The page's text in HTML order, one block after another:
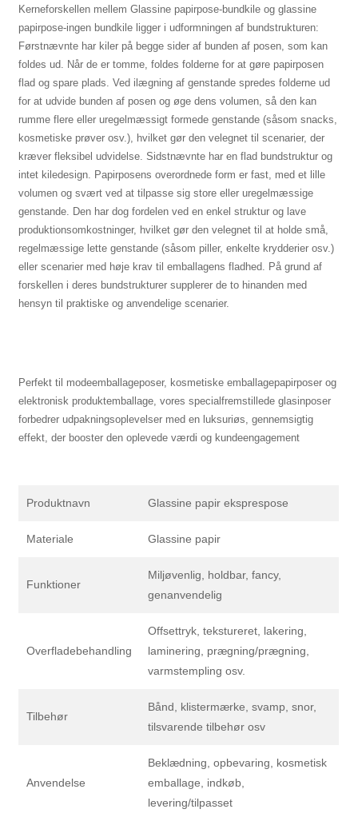
Kerneforskellen mellem Glassine papirpose-bundkile og glassine
papirpose-ingen bundkile ligger i udformningen af ​​bundstrukturen:
Førstnævnte har kiler på begge sider af bunden af ​​posen, som kan
foldes ud. Når de er tomme, foldes folderne for at gøre papirposen
flad og spare plads. Ved ilægning af genstande spredes folderne ud
for at udvide bunden af ​​posen og øge dens volumen, så den kan
rumme flere eller uregelmæssigt formede genstande (såsom snacks,
kosmetiske prøver osv.), hvilket gør den velegnet til scenarier, der
kræver fleksibel udvidelse. Sidstnævnte har en flad bundstruktur og
intet kiledesign. Papirposens overordnede form er fast, med et lille
volumen og svært ved at tilpasse sig store eller uregelmæssige
genstande. Den har dog fordelen ved en enkel struktur og lave
produktionsomkostninger, hvilket gør den velegnet til at holde små,
regelmæssige lette genstande (såsom piller, enkelte krydderier osv.)
eller scenarier med høje krav til emballagens fladhed. På grund af
forskellen i deres bundstrukturer supplerer de to hinanden med
hensyn til praktiske og anvendelige scenarier.
Perfekt til modeemballageposer, kosmetiske emballagepapirposer og
elektronisk produktemballage, vores specialfremstillede glasinposer
forbedrer udpakningsoplevelser med en luksuriøs, gennemsigtig
effekt, der booster den oplevede værdi og kundeengagement
Produktnavn Glassine papir eksprespose
Materiale Glassine papir
Funktioner
Miljøvenlig, holdbar, fancy,
genanvendelig
Overfladebehandling
Offsettryk, tekstureret, lakering,
laminering, prægning/prægning,
varmstempling osv.
Tilbehør
Bånd, klistermærke, svamp, snor,
tilsvarende tilbehør osv
Anvendelse
Beklædning, opbevaring, kosmetisk
emballage, indkøb,
levering/tilpasset